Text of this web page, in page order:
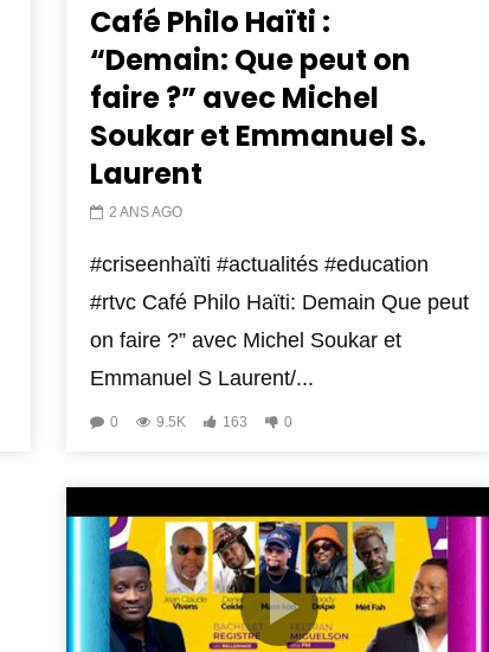
Café Philo Haïti :
“Demain: Que peut on
faire ?” avec Michel
Soukar et Emmanuel S.
Laurent
2 ANS AGO
#criseenhaïti #actualités #education
#rtvc Café Philo Haïti: Demain Que peut
on faire ?” avec Michel Soukar et
Emmanuel S Laurent/...
0 9.5K 163 0